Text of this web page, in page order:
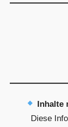
Inhalte
Diese